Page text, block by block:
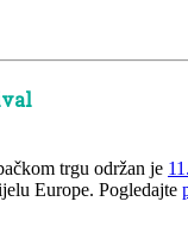
trgu održan je
Europe. Pogledajte